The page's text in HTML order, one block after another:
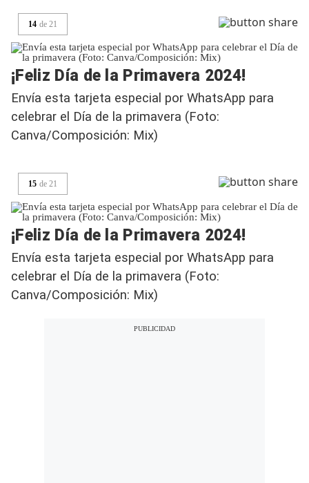
14 de 21
¡Feliz Día de la Primavera 2024!
Envía esta tarjeta especial por WhatsApp para
celebrar el Día de la primavera (Foto:
Canva/Composición: Mix)
15 de 21
¡Feliz Día de la Primavera 2024!
Envía esta tarjeta especial por WhatsApp para
celebrar el Día de la primavera (Foto:
Canva/Composición: Mix)